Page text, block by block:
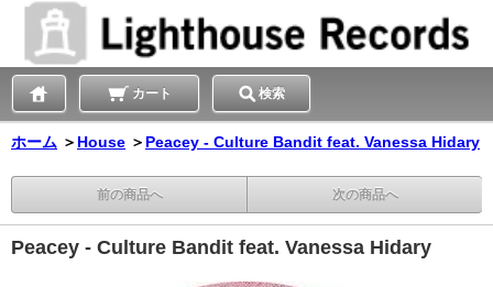
カート 検索
ホーム ＞ House ＞ Peacey - Culture Bandit feat. Vanessa Hidary
前の商品へ 次の商品へ
Peacey - Culture Bandit feat. Vanessa Hidary